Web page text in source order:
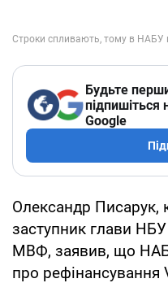
Будьте
підпишіться
Google
Олександр Писарук,
заступник глави НБУ
МВФ, заявив, що
про рефінансування